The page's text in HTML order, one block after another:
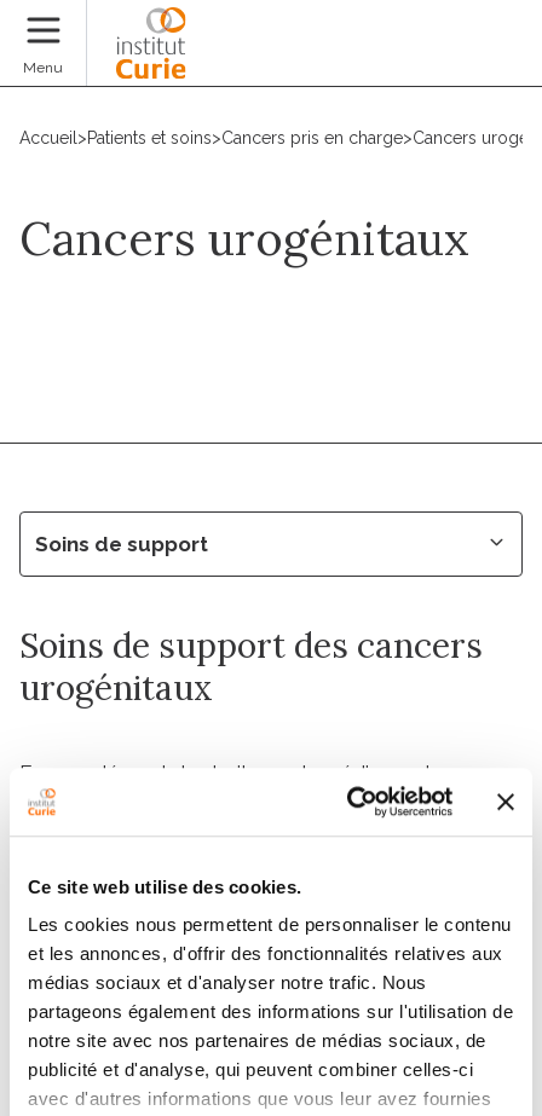
Ce site web utilise des cookies.
Les cookies nous permettent de personnaliser le contenu
et les annonces, d'offrir des fonctionnalités relatives aux
médias sociaux et d'analyser notre trafic. Nous
partageons également des informations sur l'utilisation de
notre site avec nos partenaires de médias sociaux, de
publicité et d'analyse, qui peuvent combiner celles-ci
avec d'autres informations que vous leur avez fournies
Menu
Accueil >Patients et soins>Cancers pris en charge>Cancers
Cancers urogénitaux
Soins de support
Soins de support des cancers
urogénitaux
En complément des traitements médicaux des
cancers urogénitaux, l’Institut Curie propose des soins
de support dans le cadre de la prise en charge globale
rééducation, accompagnement nutritionnel, prise en
charge de la douleur, activité physique adaptée, etc.
Plus d'informations sur les soins de
support à l'Institut Curie